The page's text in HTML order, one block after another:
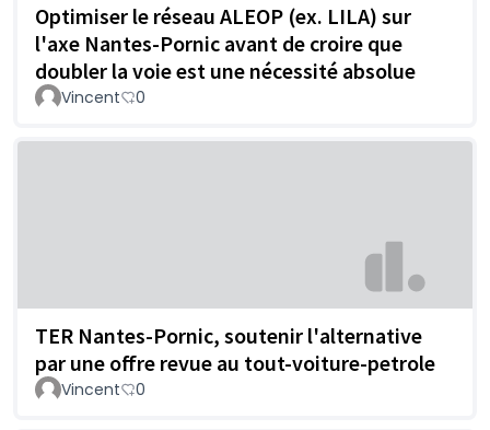
Optimiser le réseau ALEOP (ex. LILA) sur
l'axe Nantes-Pornic avant de croire que
doubler la voie est une nécessité absolue
Vincent 0
TER Nantes-Pornic, soutenir l'alternative
par une offre revue au tout-voiture-petrole
Vincent 0